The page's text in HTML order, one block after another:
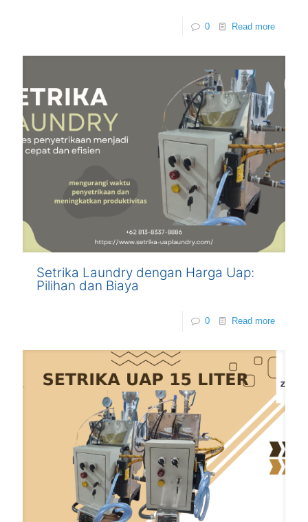
0 Read more
Setrika Laundry dengan Harga Uap:
Pilihan dan Biaya
0 Read more